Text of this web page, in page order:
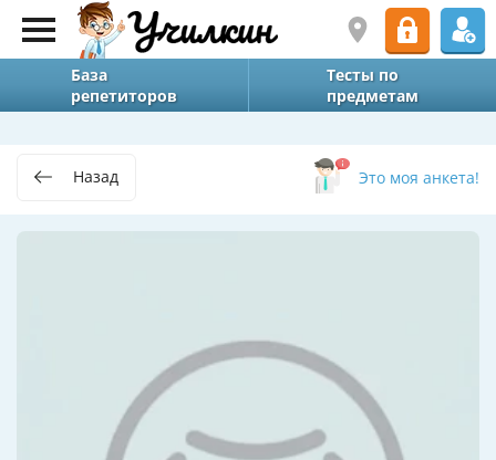
База
репетиторов
Тесты по
предметам
Назад Это моя анкета!